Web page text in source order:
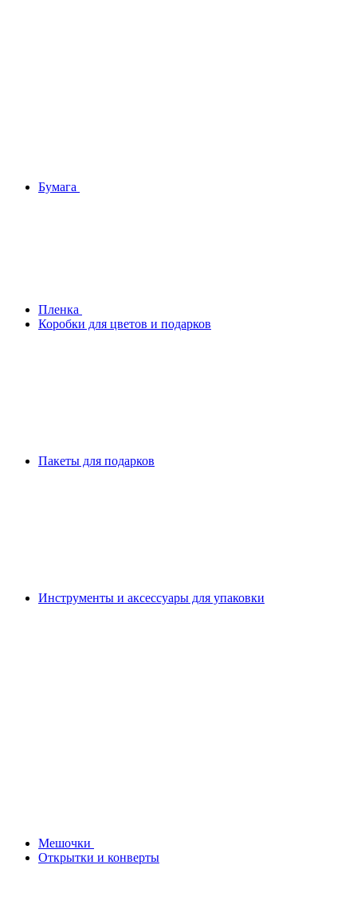
Бумага
Плeнка
Коробки для цветов и подарков
Пакеты для подарков
Инструменты и аксессуары для упаковки
Мешочки
Открытки и конверты